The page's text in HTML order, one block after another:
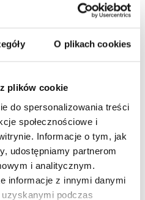
O plikach cookies
plików cookie
do spersonalizowania treści
społecznościowe i
Informacje o tym, jak
udostępniamy partnerom
i analitycznym.
informacje z innymi danymi
podczas
Spodnie
produkty